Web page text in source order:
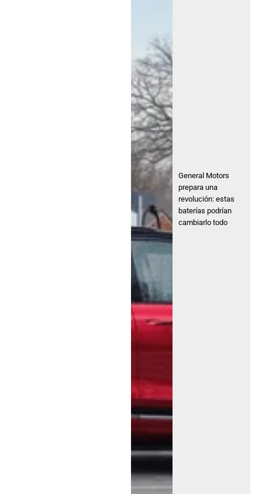
General Motors
prepara una
revolución: estas
baterías podrían
cambiarlo todo